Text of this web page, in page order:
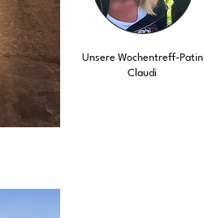
Unsere Wochentreff-Patin
Claudi